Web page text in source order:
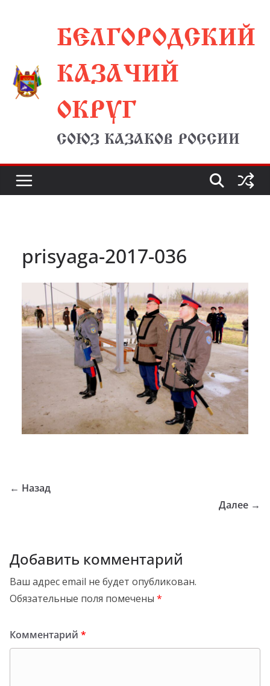
содержимомуБЕЛГОРОДСКИЙ
КАЗАЧИЙ
ОКРУГ
СОЮЗ КАЗАКОВ РОССИИ
prisyaga-2017-036
← Назад
Далее →
Добавить комментарий
Ваш адрес email не будет опубликован.
Обязательные поля помечены *
Комментарий *